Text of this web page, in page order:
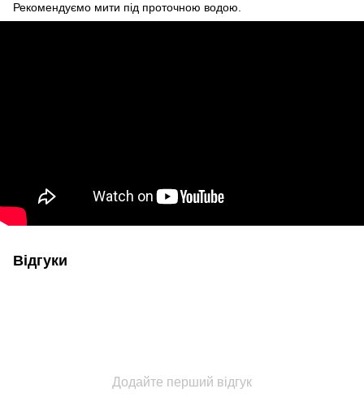
Рекомендуємо мити під проточною водою.
Відгуки
Додайте перший відгук